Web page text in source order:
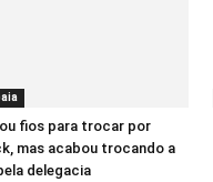
fios para trocar por
mas acabou trocando a
delegacia